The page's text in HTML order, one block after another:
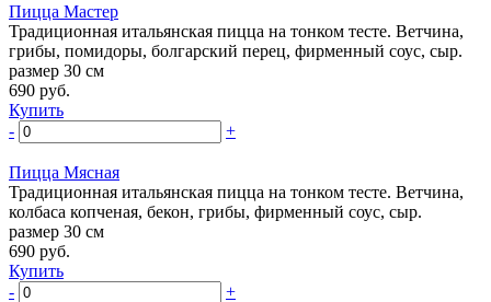
Пицца Мастер
Традиционная итальянская пицца на тонком тесте. Ветчина,
грибы, помидоры, болгарский перец, фирменный соус, сыр.
размер 30 см
690 руб.
Купить
-
+
Пицца Мясная
Традиционная итальянская пицца на тонком тесте. Ветчина,
колбаса копченая, бекон, грибы, фирменный соус, сыр.
размер 30 см
690 руб.
Купить
-
+